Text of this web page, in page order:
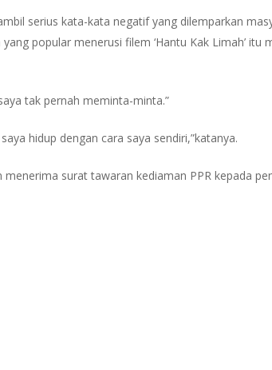
serius kata-kata negatif yang dilemparkan
popular menerusi filem ‘Hantu Kak Limah’
tak pernah meminta-minta.”
hidup dengan cara saya sendiri,”katanya.
surat tawaran kediaman PPR kepada